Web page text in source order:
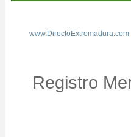
www.DirectoExtremadura.com
Registro